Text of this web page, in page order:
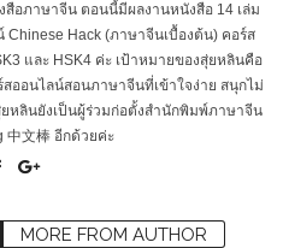
สือภาษาจีน ตอนนี้มีผลงานหนังสือ 14 เล่ม
Chinese Hack (ภาษาจีนเบื้องต้น) คอร์ส
และ HSK4 ค่ะ เป้าหมายของสุ่ยหลินคือ
ออนไลน์สอนภาษาจีนที่เข้าใจง่าย สนุกไม่
หลินยังเป็นผู้ร่วมก่อตั้งสำนักพิมพ์ภาษาจีน
中文棒 อีกด้วยค่ะ
MORE FROM AUTHOR